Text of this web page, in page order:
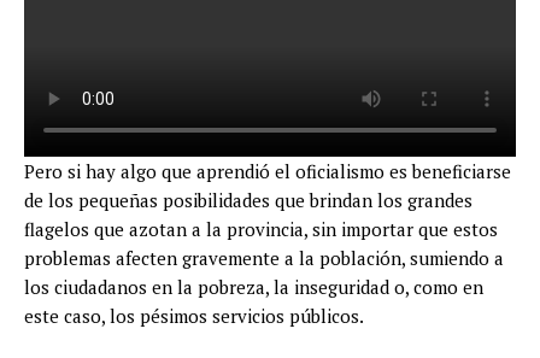
Pero si hay algo que aprendió el oficialismo es beneficiarse
de los pequeñas posibilidades que brindan los grandes
flagelos que azotan a la provincia, sin importar que estos
problemas afecten gravemente a la población, sumiendo a
los ciudadanos en la pobreza, la inseguridad o, como en
este caso, los pésimos servicios públicos.